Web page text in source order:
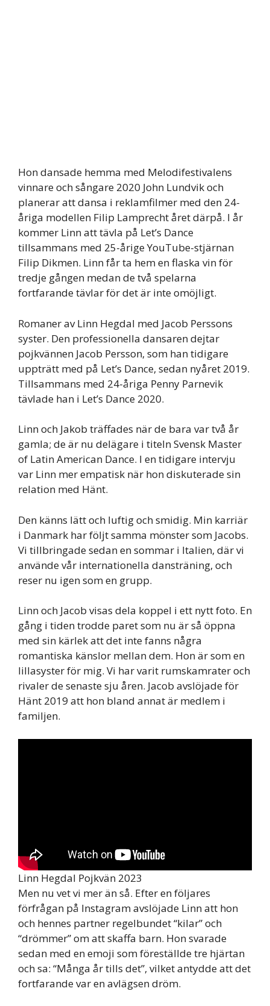
Hon dansade hemma med Melodifestivalens
vinnare och sångare 2020 John Lundvik och
planerar att dansa i reklamfilmer med den 24-
åriga modellen Filip Lamprecht året därpå. I år
kommer Linn att tävla på Let’s Dance
tillsammans med 25-årige YouTube-stjärnan
Filip Dikmen. Linn får ta hem en flaska vin för
tredje gången medan de två spelarna
fortfarande tävlar för det är inte omöjligt.
Romaner av Linn Hegdal med Jacob Perssons
syster. Den professionella dansaren dejtar
pojkvännen Jacob Persson, som han tidigare
uppträtt med på Let’s Dance, sedan nyåret 2019.
Tillsammans med 24-åriga Penny Parnevik
tävlade han i Let’s Dance 2020.
Linn och Jakob träffades när de bara var två år
gamla; de är nu delägare i titeln Svensk Master
of Latin American Dance. I en tidigare intervju
var Linn mer empatisk när hon diskuterade sin
relation med Hänt.
Den känns lätt och luftig och smidig. Min karriär
i Danmark har följt samma mönster som Jacobs.
Vi tillbringade sedan en sommar i Italien, där vi
använde vår internationella dansträning, och
reser nu igen som en grupp.
Linn och Jacob visas dela koppel i ett nytt foto. En
gång i tiden trodde paret som nu är så öppna
med sin kärlek att det inte fanns några
romantiska känslor mellan dem. Hon är som en
lillasyster för mig. Vi har varit rumskamrater och
rivaler de senaste sju åren. Jacob avslöjade för
Hänt 2019 att hon bland annat är medlem i
familjen.
Linn Hegdal Pojkvän 2023
Men nu vet vi mer än så. Efter en följares
förfrågan på Instagram avslöjade Linn att hon
och hennes partner regelbundet “kilar” och
“drömmer” om att skaffa barn. Hon svarade
sedan med en emoji som föreställde tre hjärtan
och sa: “Många år tills det”, vilket antydde att det
fortfarande var en avlägsen dröm.